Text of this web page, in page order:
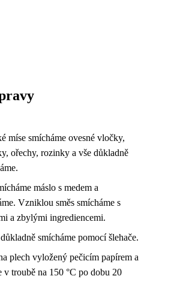
míse smícháme ovesné vločky,
ořechy, rozinky a vše důkladně
máslo s medem a
Vzniklou směs smícháme s
a zbylými ingrediencemi.
smícháme pomocí šlehače.
plech vyložený pečicím papírem a
v troubě na 150 °C po dobu 20